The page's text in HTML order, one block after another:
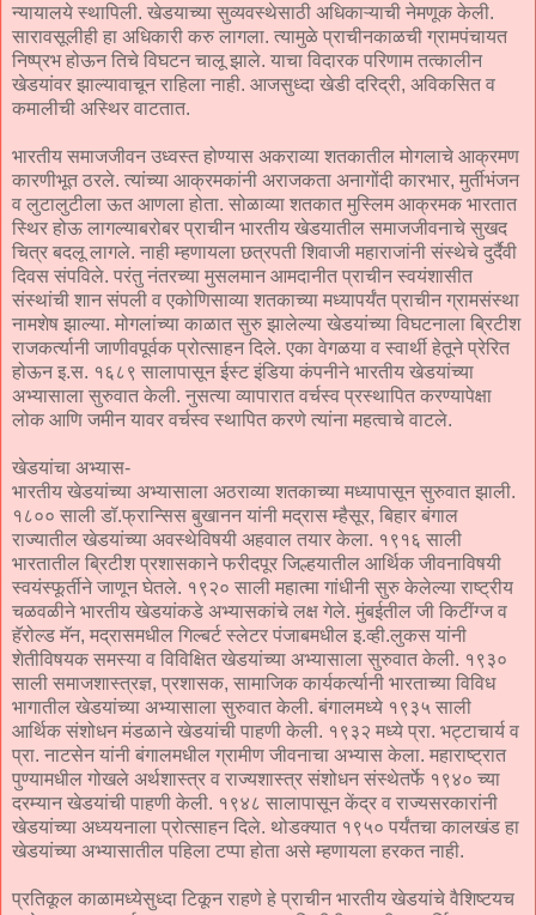
न्यायालये स्थापिली. खेडयाच्या सुव्यवस्थेसाठी अधिकाऱ्याची नेमणूक केली.
सारावसूलीही हा अधिकारी करु लागला. त्यामुळे प्राचीनकाळची ग्रामपंचायत
निष्प्रभ होऊन तिचे विघटन चालू झाले. याचा विदारक परिणाम तत्कालीन
खेडयांवर झाल्यावाचून राहिला नाही. आजसुध्दा खेडी दरिद्री, अविकसित व
कमालीची अस्थिर वाटतात.
भारतीय समाजजीवन उध्वस्त होण्यास अकराव्या शतकातील मोगलाचे आक्रमण
कारणीभूत ठरले. त्यांच्या आक्रमकांनी अराजकता अनागोंदी कारभार, मुर्तीभंजन
व लुटालुटीला ऊत आणला होता. सोळाव्या शतकात मुस्लिम आक्रमक भारतात
स्थिर होऊ लागल्याबरोबर प्राचीन भारतीय खेडयातील समाजजीवनाचे सुखद
चित्र बदलू लागले. नाही म्हणायला छत्रपती शिवाजी महाराजांनी संस्थेचे दुर्दैवी
दिवस संपविले. परंतु नंतरच्या मुसलमान आमदानीत प्राचीन स्वयंशासीत
संस्थांची शान संपली व एकोणिसाव्या शतकाच्या मध्यापर्यंत प्राचीन ग्रामसंस्था
नामशेष झाल्या. मोगलांच्या काळात सुरु झालेल्या खेडयांच्या विघटनाला ब्रिटीश
राजकर्त्यानी जाणीवपूर्वक प्रोत्साहन दिले. एका वेगळया व स्वार्थी हेतूने प्रेरित
होऊन इ.स. १६८९ सालापासून ईस्ट इंडिया कंपनीने भारतीय खेडयांच्या
अभ्यासाला सुरुवात केली. नुसत्या व्यापारात वर्चस्व प्रस्थापित करण्यापेक्षा
लोक आणि जमीन यावर वर्चस्व स्थापित करणे त्यांना महत्वाचे वाटले.
खेडयांचा अभ्यास-
भारतीय खेडयांच्या अभ्यासाला अठराव्या शतकाच्या मध्यापासून सुरुवात झाली.
१८०० साली डॉ.फ्रान्सिस बुखानन यांनी मद्रास म्हैसूर, बिहार बंगाल
राज्यातील खेडयांच्या अवस्थेविषयी अहवाल तयार केला. १९१६ साली
भारतातील ब्रिटीश प्रशासकाने फरीदपूर जिल्हयातील आर्थिक जीवनाविषयी
स्वयंस्फूर्तीने जाणून घेतले. १९२० साली महात्मा गांधीनी सुरु केलेल्या राष्ट्रीय
चळवळीने भारतीय खेडयांकडे अभ्यासकांचे लक्ष गेले. मुंबईतील जी किटींग्ज व
हॅरोल्ड मॅन, मद्रासमधील गिल्बर्ट स्लेटर पंजाबमधील इ.व्ही.लुकस यांनी
शेतीविषयक समस्या व विविक्षित खेडयांच्या अभ्यासाला सुरुवात केली. १९३०
साली समाजशास्त्रज्ञ, प्रशासक, सामाजिक कार्यकर्त्यानी भारताच्या विविध
भागातील खेडयांच्या अभ्यासाला सुरुवात केली. बंगालमध्ये १९३५ साली
आर्थिक संशोधन मंडळाने खेडयांची पाहणी केली. १९३२ मध्ये प्रा. भट्टाचार्य व
प्रा. नाटसेन यांनी बंगालमधील ग्रामीण जीवनाचा अभ्यास केला. महाराष्ट्रात
पुण्यामधील गोखले अर्थशास्त्र व राज्यशास्त्र संशोधन संस्थेतर्फे १९४० च्या
दरम्यान खेडयांची पाहणी केली. १९४८ सालापासून केंद्र व राज्यसरकारांनी
खेडयांच्या अध्ययनाला प्रोत्साहन दिले. थोडक्यात १९५० पर्यंतचा कालखंड हा
खेडयांच्या अभ्यासातील पहिला टप्पा होता असे म्हणायला हरकत नाही.
प्रतिकूल काळामध्येसुध्दा टिकून राहणे हे प्राचीन भारतीय खेडयांचे वैशिष्टयच